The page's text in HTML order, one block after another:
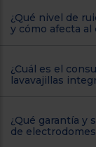
¿Qué nivel de
y cómo afecta
¿Cuál es el
lavavajillas
¿Qué garantía y
de